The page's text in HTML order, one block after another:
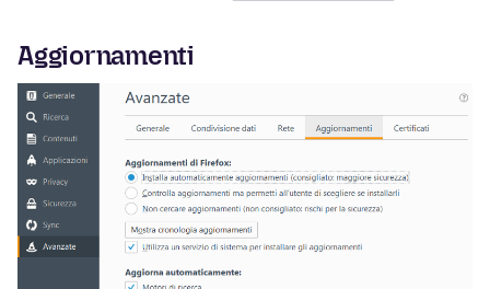
Aggiornamenti